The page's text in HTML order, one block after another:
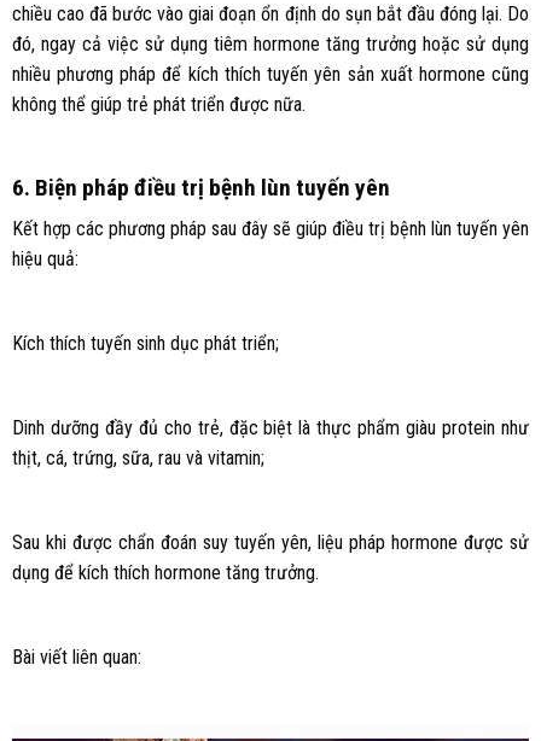
chiều cao đã bước vào giai đoạn ổn định do sụn bắt đầu đóng lại. Do
đó, ngay cả việc sử dụng tiêm hormone tăng trưởng hoặc sử dụng
nhiều phương pháp để kích thích tuyến yên sản xuất hormone cũng
không thể giúp trẻ phát triển được nữa.
6. Biện pháp điều trị bệnh lùn tuyến yên
Kết hợp các phương pháp sau đây sẽ giúp điều trị bệnh lùn tuyến yên
hiệu quả:
Kích thích tuyến sinh dục phát triển;
Dinh dưỡng đầy đủ cho trẻ, đặc biệt là thực phẩm giàu protein như
thịt, cá, trứng, sữa, rau và vitamin;
Sau khi được chẩn đoán suy tuyến yên, liệu pháp hormone được sử
dụng để kích thích hormone tăng trưởng.
Bài viết liên quan: